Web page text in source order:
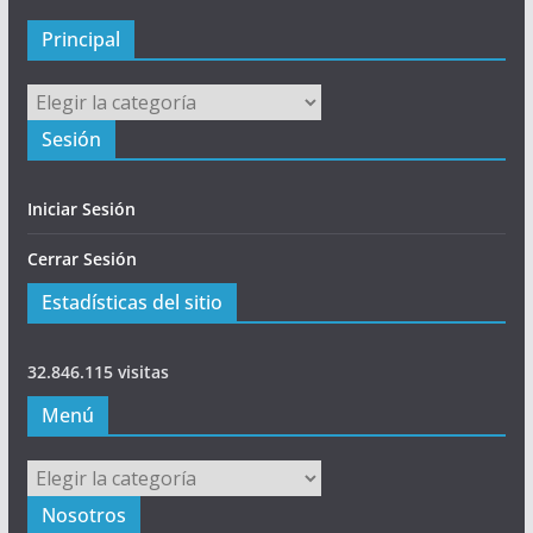
Principal
Principal
Sesión
Iniciar Sesión
Cerrar Sesión
Estadísticas del sitio
32.846.115 visitas
Menú
Menú
Nosotros